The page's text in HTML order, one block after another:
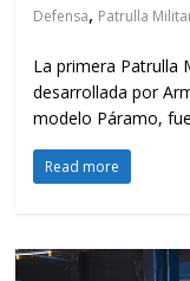
Defensa, Patrulla
La primera Patrulla
desarrollada por
modelo Páramo,
Read more